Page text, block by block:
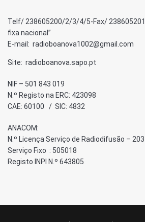
Telf/ 238605200/2/3/4/5-Fax/
fixa nacional”
E-mail: radioboanova1002@gmail.com
Site: radioboanova.sapo.pt
NIF – 501 843 019
N.º Registo na ERC: 423098
CAE: 60100 / SIC: 4832
ANACOM:
N.º Licença Serviço de Radiodifusão –
Serviço Fixo : 505018
Registo INPI N.º 643805